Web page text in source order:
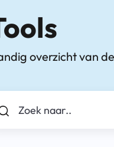
overzicht van
naar..